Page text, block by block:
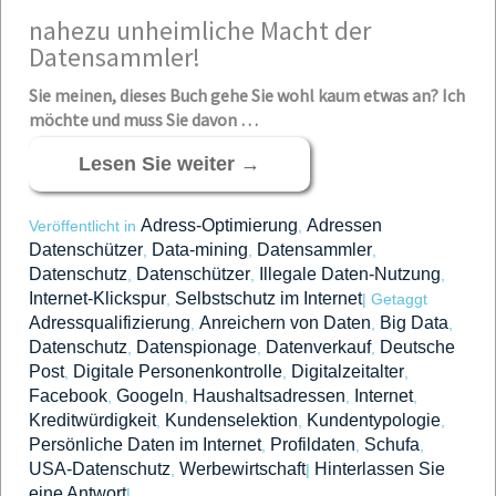
nahezu unheimliche Macht der
Datensammler!
Sie meinen, dieses Buch gehe Sie wohl kaum etwas an? Ich
möchte und muss Sie davon …
Lesen Sie weiter →
Veröffentlicht in Adress-Optimierung Adressen
Datenschützer Data-mining Datensammler
Datenschutz Datenschützer Illegale Daten-Nutzung
Internet-Klickspur Selbstschutz im Internet| Getaggt
Adressqualifizierung Anreichern von Daten Big Data
Datenschutz Datenspionage Datenverkauf, Deutsche
Post, Digitale Personenkontrolle Digitalzeitalter
Facebook Googeln Haushaltsadressen Internet,
Kreditwürdigkeit, Kundenselektion Kundentypologie
Persönliche Daten im Internet, Profildaten Schufa
USA-Datenschutz Werbewirtschaft| Hinterlassen Sie